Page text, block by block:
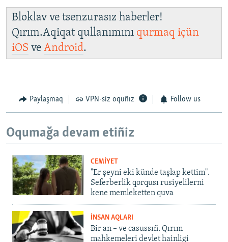
Bloklav ve tsenzurasız haberler!
Qırım.Aqiqat qullanımını qurmaq içün
iOS ve Android.
Paylaşmaq VPN-siz oquñız Follow us
Oqumağa devam etiñiz
CEMİYET
"Er şeyni eki künde taşlap kettim".
Seferberlik qorqusı rusiyelilerni
kene memleketten quva
İNSAN AQLARI
Bir an – ve casussıñ. Qırım
mahkemeleri devlet hainligi